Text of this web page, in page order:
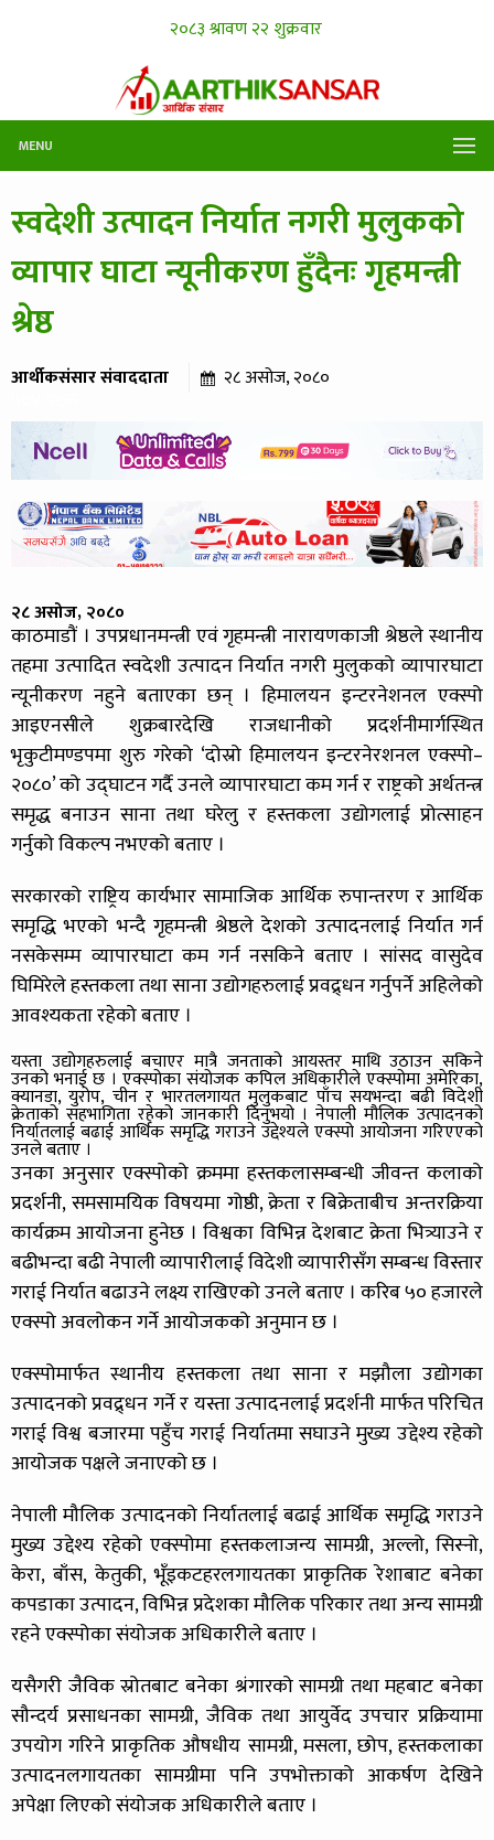
MENU
स्वदेशी उत्पादन निर्यात नगरी मुलुकको
व्यापार घाटा न्यूनीकरण हुँदैनः गृहमन्त्री
श्रेष्ठ
आर्थीकसंसार संवाददाता २८ असोज, २०८०
२८ असोज, २०८०
काठमाडौं । उपप्रधानमन्त्री एवं गृहमन्त्री नारायणकाजी श्रेष्ठले स्थानीय
तहमा उत्पादित स्वदेशी उत्पादन निर्यात नगरी मुलुकको व्यापारघाटा
न्यूनीकरण नहुने बताएका छन् । हिमालयन इन्टरनेशनल एक्स्पो
आइएनसीले शुक्रबारदेखि राजधानीको प्रदर्शनीमार्गस्थित
भृकुटीमण्डपमा शुरु गरेको ‘दोस्रो हिमालयन इन्टरनेरशनल एक्स्पो–
२०८०’ को उद्घाटन गर्दै उनले व्यापारघाटा कम गर्न र राष्ट्रको अर्थतन्त्र
समृद्ध बनाउन साना तथा घरेलु र हस्तकला उद्योगलाई प्रोत्साहन
गर्नुको विकल्प नभएको बताए ।
सरकारको राष्ट्रिय कार्यभार सामाजिक आर्थिक रुपान्तरण र आर्थिक
समृद्धि भएको भन्दै गृहमन्त्री श्रेष्ठले देशको उत्पादनलाई निर्यात गर्न
नसकेसम्म व्यापारघाटा कम गर्न नसकिने बताए । सांसद वासुदेव
घिमिरेले हस्तकला तथा साना उद्योगहरुलाई प्रवद्र्धन गर्नुपर्ने अहिलेको
आवश्यकता रहेको बताए ।
यस्ता उद्योगहरुलाई बचाएर मात्रै जनताको आयस्तर माथि उठाउन सकिने
उनको भनाई छ । एक्स्पोका संयोजक कपिल अधिकारीले एक्स्पोमा अमेरिका,
क्यानडा, युरोप, चीन र भारतलगायत मुलुकबाट पाँच सयभन्दा बढी विदेशी
क्रेताको सहभागिता रहेको जानकारी दिनुभयो । नेपाली मौलिक उत्पादनको
निर्यातलाई बढाई आर्थिक समृद्धि गराउने उद्देश्यले एक्स्पो आयोजना गरिएएको
उनले बताए ।
उनका अनुसार एक्स्पोको क्रममा हस्तकलासम्बन्धी जीवन्त कलाको
प्रदर्शनी, समसामयिक विषयमा गोष्ठी, क्रेता र बिक्रेताबीच अन्तरक्रिया
कार्यक्रम आयोजना हुनेछ । विश्वका विभिन्न देशबाट क्रेता भित्र्याउने र
बढीभन्दा बढी नेपाली व्यापारीलाई विदेशी व्यापारीसँग सम्बन्ध विस्तार
गराई निर्यात बढाउने लक्ष्य राखिएको उनले बताए । करिब ५० हजारले
एक्स्पो अवलोकन गर्ने आयोजकको अनुमान छ ।
एक्स्पोमार्फत स्थानीय हस्तकला तथा साना र मझौला उद्योगका
उत्पादनको प्रवद्र्धन गर्ने र यस्ता उत्पादनलाई प्रदर्शनी मार्फत परिचित
गराई विश्व बजारमा पहुँच गराई निर्यातमा सघाउने मुख्य उद्देश्य रहेको
आयोजक पक्षले जनाएको छ ।
नेपाली मौलिक उत्पादनको निर्यातलाई बढाई आर्थिक समृद्धि गराउने
मुख्य उद्देश्य रहेको एक्स्पोमा हस्तकलाजन्य सामग्री, अल्लो, सिस्नो,
केरा, बाँस, केतुकी, भूँइकटहरलगायतका प्राकृतिक रेशाबाट बनेका
कपडाका उत्पादन, विभिन्न प्रदेशका मौलिक परिकार तथा अन्य सामग्री
रहने एक्स्पोका संयोजक अधिकारीले बताए ।
यसैगरी जैविक स्रोतबाट बनेका श्रंगारको सामग्री तथा महबाट बनेका
सौन्दर्य प्रसाधनका सामग्री, जैविक तथा आयुर्वेद उपचार प्रक्रियामा
उपयोग गरिने प्राकृतिक औषधीय सामग्री, मसला, छोप, हस्तकलाका
उत्पादनलगायतका सामग्रीमा पनि उपभोक्ताको आकर्षण देखिने
अपेक्षा लिएको संयोजक अधिकारीले बताए ।